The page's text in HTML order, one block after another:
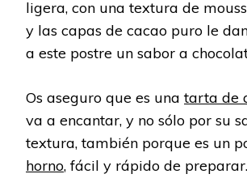
ligera, con una textura de
y las capas de cacao puro le
a este postre un sabor a
Os aseguro que es unatarta de
va a encantar, y no sólo por su
textura, también porque es un
horno, fácil y rápido de preparar.